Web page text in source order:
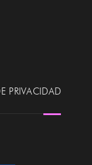
PRIVACIDAD